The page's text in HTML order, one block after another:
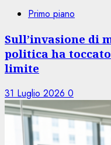
Primo piano
Sull’invasione di
politica ha
limite
31 Luglio 2026 0